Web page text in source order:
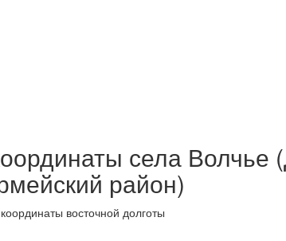
села Волчье
район)
восточной долготы